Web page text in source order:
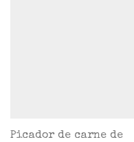
Picador de carne de